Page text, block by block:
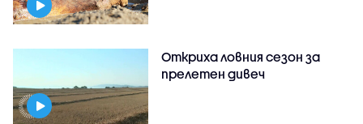
Откриха ловния сезон за
прелетен дивеч